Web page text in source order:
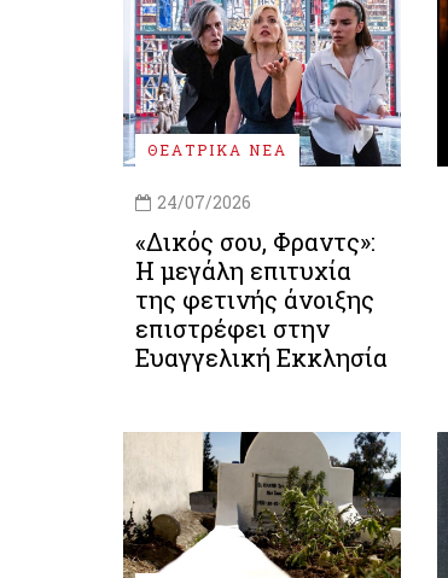
ΘΕΑΤΡΙΚΑ ΝΕΑ
24/07/2026
«Δικός σου, Φραντς»:
Η μεγάλη επιτυχία
της φετινής άνοιξης
επιστρέφει στην
Ευαγγελική Εκκλησία